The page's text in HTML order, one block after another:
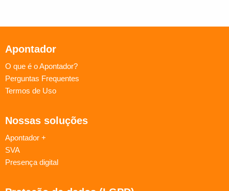
Apontador
O que é o Apontador?
Perguntas Frequentes
Termos de Uso
Nossas soluções
Apontador +
SVA
Presença digital